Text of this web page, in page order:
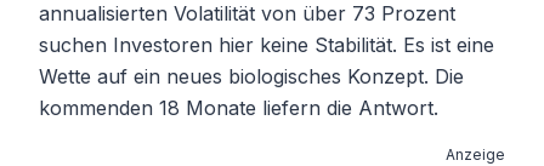
annualisierten Volatilität von über 73 Prozent
suchen Investoren hier keine Stabilität. Es ist eine
Wette auf ein neues biologisches Konzept. Die
kommenden 18 Monate liefern die Antwort.
Anzeige